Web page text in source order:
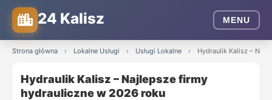
24 Kalisz MENU
Strona główna › Lokalne Usługi › Usługi Lokalne › Hydraulik Kalisz –
Hydraulik Kalisz – Najlepsze firmy
hydrauliczne w 2026 roku